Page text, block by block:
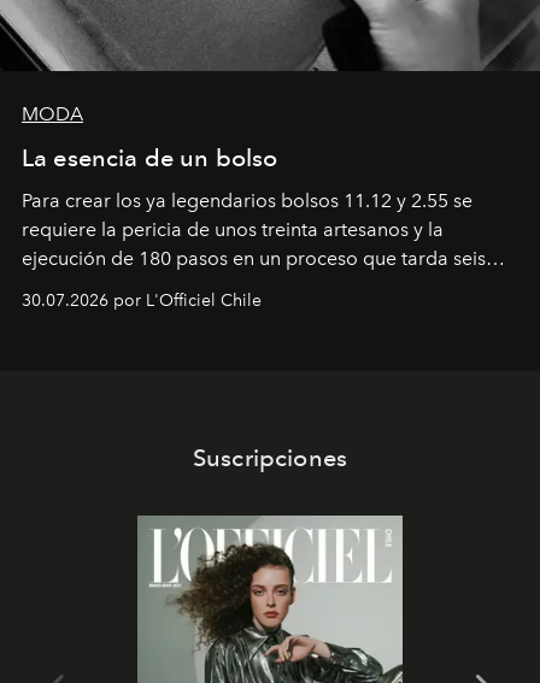
MODA
La esencia de un bolso
Para crear los ya legendarios bolsos 11.12 y 2.55 se
requiere la pericia de unos treinta artesanos y la
ejecución de 180 pasos en un proceso que tarda seis
semanas. Los expertos ponen en práctica una técnica
que se enseña solamente en la escuela de formación de
30.07.2026 por L'Officiel Chile
Suscripciones